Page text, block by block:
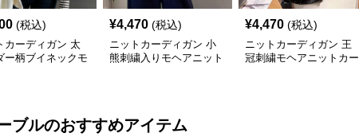
(税込)
カーディガン 太
ー柄ブイネックモ
¥4,470 (税込)
ニットカーディガン 小
熊刺繍入りモヘアニット
¥4,470 (税込)
ニットカーディガン 王
冠刺繍モヘアニットカー
ブルのおすすめアイテム